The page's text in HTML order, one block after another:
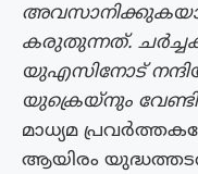
കരുതുന്നത്.
യുഎസിനോട്
യുക്രെയ്‌നും
മാധ്യമ
ആയിരം